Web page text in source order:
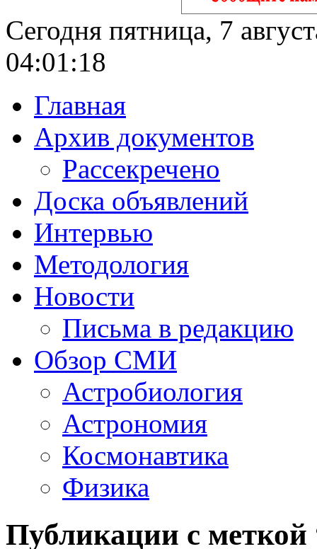
Сегодня пятница, 7
04:01:19
Главная
Архив документов
Рассекречено
Доска объявлений
Интервью
Методология
Новости
Письма в редакцию
Обзор СМИ
Астробиология
Астрономия
Космонавтика
Физика
Публикации с